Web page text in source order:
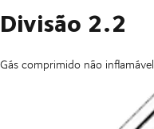
Divisão 2.2
Gás comprimido não inflamável